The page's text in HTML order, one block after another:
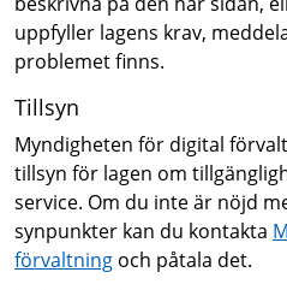
uppfyller lagens krav,
problemet finns.
Tillsyn
Myndigheten för digital
tillsyn för lagen om
service. Om du inte är nöjd
synpunkter kan du kontakta
förvaltning och påtala det.